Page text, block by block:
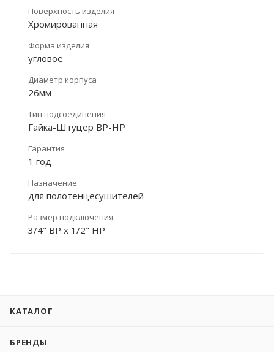
Поверхность изделия
Хромированная
Форма изделия
угловое
Диаметр корпуса
26мм
Тип подсоединения
Гайка-Штуцер ВР-НР
Гарантия
1 год
Назначение
для полотенцесушителей
Размер подключения
3/4" ВР х 1/2" НР
КАТАЛОГ
БРЕНДЫ